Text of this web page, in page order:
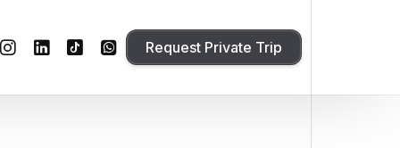
Request Private Trip